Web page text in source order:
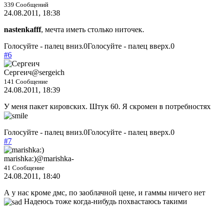
339 Сообщений
24.08.2011, 18:38
nastenkafff, мечта иметь столько ниточек.
Голосуйте - палец вниз.0Голосуйте - палец вверх.0
#6
Сергеич@sergeich
141 Сообщение
24.08.2011, 18:39
У меня пакет кировских. Штук 60. Я скромен в потребностях
Голосуйте - палец вниз.0Голосуйте - палец вверх.0
#7
marishka:)@marishka-
41 Сообщение
24.08.2011, 18:40
А у нас кроме дмс, по заоблачной цене, и гаммы ничего нет
Надеюсь тоже когда-нибудь похвастаюсь такими